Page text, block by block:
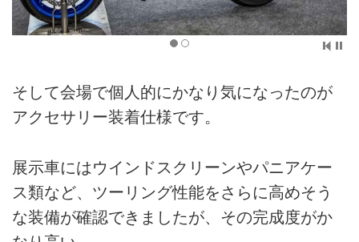
そして会場で個人的にかなり気になったのが
アクセサリー装着仕様です。
展示車にはウインドスクリーンやパニアケー
ス類など、ツーリング性能をさらに高めそう
な装備が確認できましたが、その完成度がか